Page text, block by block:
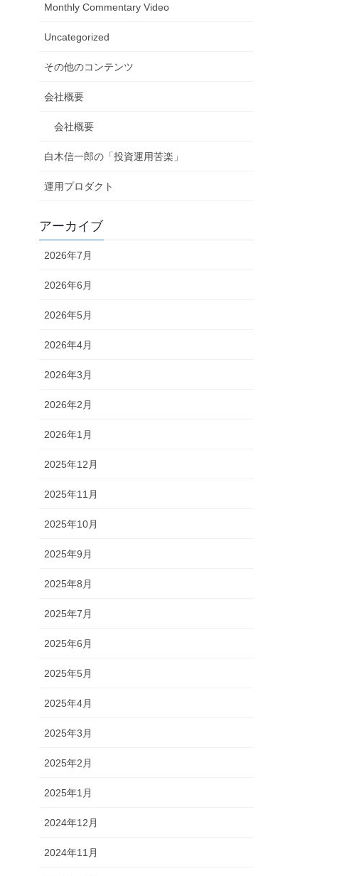
Monthly Commentary Video
Uncategorized
その他のコンテンツ
会社概要
会社概要
白木信一郎の「投資運用苦楽」
運用プロダクト
アーカイブ
2026年7月
2026年6月
2026年5月
2026年4月
2026年3月
2026年2月
2026年1月
2025年12月
2025年11月
2025年10月
2025年9月
2025年8月
2025年7月
2025年6月
2025年5月
2025年4月
2025年3月
2025年2月
2025年1月
2024年12月
2024年11月